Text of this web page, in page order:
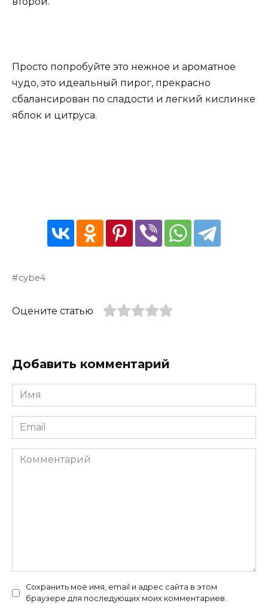
Просто попробуйте это нежное и ароматное
чудо, это идеальный пирог, прекрасно
сбалансирован по сладости и легкий кислинке
яблок и цитруса.
cybe4
Оцените статью
Добавить комментарий
Имя
*
Email
*
Комментарий
Сохранить моё имя, email и адрес сайта в этом
браузере для последующих моих комментариев.